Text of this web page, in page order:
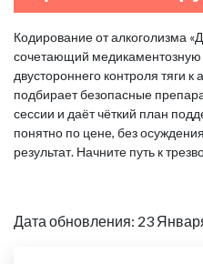
Кодирование от алкоголизма
сочетающий медикаментозную
двустороннего контроля тяги
подбирает безопасные
сессии и даёт чёткий план
понятно по цене, без
результат. Начните путь к
Дата обновления: 23